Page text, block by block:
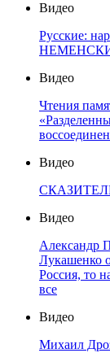
Видео
Русские:
НЕМЕНСКИЙ
Видео
Чтения
Видео
Видео
Александр
Лукашенко
Россия, то
все
Видео
Михаил